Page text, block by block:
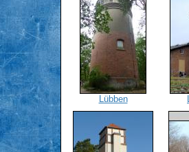
Lübben